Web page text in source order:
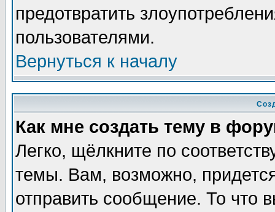
предотвратить
пользователями.
Вернуться к началу
Как мне создать тему в
Легко, щёлкните по
темы. Вам, возможно,
отправить сообщение. То что